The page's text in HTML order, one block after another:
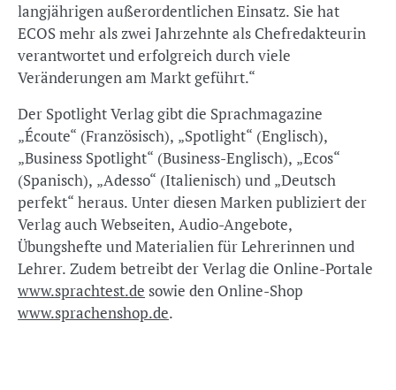
langjährigen außerordentlichen Einsatz. Sie hat
ECOS mehr als zwei Jahrzehnte als Chefredakteurin
verantwortet und erfolgreich durch viele
Veränderungen am Markt geführt.“
Der Spotlight Verlag gibt die Sprachmagazine
„Écoute“ (Französisch), „Spotlight“ (Englisch),
„Business Spotlight“ (Business-Englisch), „Ecos“
(Spanisch), „Adesso“ (Italienisch) und „Deutsch
perfekt“ heraus. Unter diesen Marken publiziert der
Verlag auch Webseiten, Audio-Angebote,
Übungshefte und Materialien für Lehrerinnen und
Lehrer. Zudem betreibt der Verlag die Online-Portale
www.sprachtest.de sowie den Online-Shop
www.sprachenshop.de.